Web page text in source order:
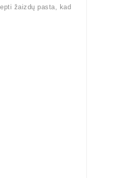
žaizdų pasta, kad